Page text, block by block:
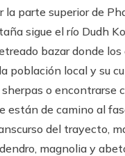
la parte superior de
sigue el río Dudh
bazar donde
población local y su
o encontrarse
están de camino al
del trayecto,
magnolia y